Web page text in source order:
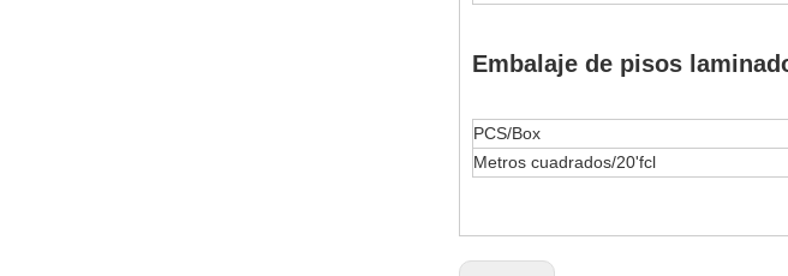
Embalaje de pisos
PCS/Box
Metros cuadrados/20'fcl